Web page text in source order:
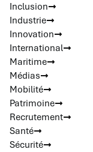
Inclusion
Industrie
Innovation
International
Maritime
Médias
Mobilité
Patrimoine
Recrutement
Santé
Sécurité